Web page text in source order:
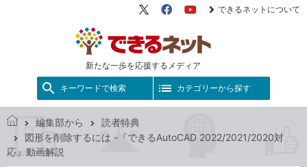
新たな一歩を応援するメディア
X（旧
FacebookYouTube
できるネットについて
キーワードで検索 カテゴリーから探す
で
き
編集部から
読者特典
図形を削除するには -『できるAutoCAD 2022/2021/2020対
応』動画解説